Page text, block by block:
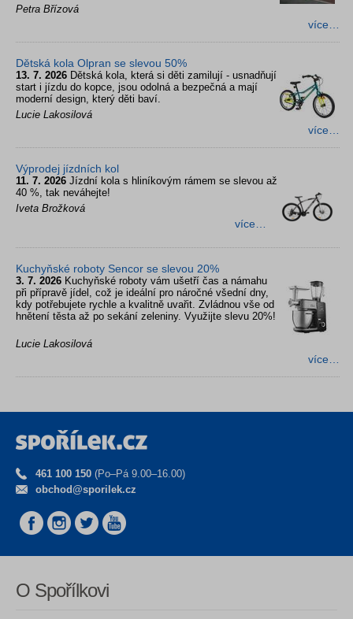
Petra Břízová
více…
Dětská kola Olpran se slevou 50%
13. 7. 2026 Dětská kola, která si děti zamilují - usnadňují
start i jízdu do kopce, jsou odolná a bezpečná a mají
moderní design, který děti baví.
Lucie Lakosilová
více…
Výprodej jízdních kol
11. 7. 2026 Jízdní kola s hliníkovým rámem se slevou až
40 %, tak neváhejte!
Iveta Brožková
více…
Kuchyňské roboty Sencor se slevou 20%
3. 7. 2026 Kuchyňské roboty vám ušetří čas a námahu
při přípravě jídel, což je ideální pro náročné všední dny,
kdy potřebujete rychle a kvalitně uvařit. Zvládnou vše od
hnětení těsta až po sekání zeleniny. Využijte slevu 20%!
Lucie Lakosilová
více…
461 100 150 (Po–Pá 9.00–16.00)
obchod@sporilek.cz
O Spořílkovi